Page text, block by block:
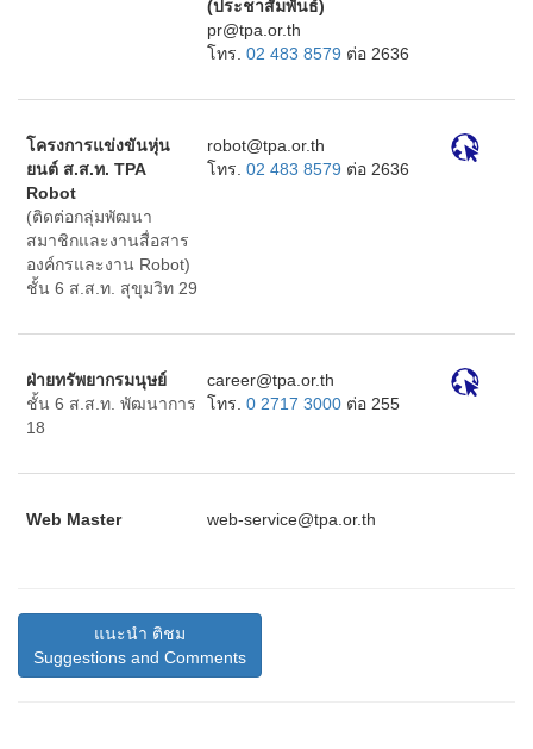
(ประชาสัมพันธ์)
ht.ro.apt@rp
โทร. 02 483 8579 ต่อ 2636
โครงการแข่งขันหุ่น
ยนต์ ส.ส.ท. TPA
Robot
(ติดต่อกลุ่มพัฒนา
สมาชิกและงานสื่อสาร
องค์กรและงาน Robot)
ชั้น 6 ส.ส.ท. สุขุมวิท 29
ht.ro.apt@tobor
โทร. 02 483 8579 ต่อ 2636
ฝ่ายทรัพยากรมนุษย์
ชั้น 6 ส.ส.ท. พัฒนาการ
18
ht.ro.apt@reerac
โทร. 0 2717 3000 ต่อ 255
Web Master ht.ro.apt@ecivres-bew
แนะนำ ติชม
Suggestions and Comments